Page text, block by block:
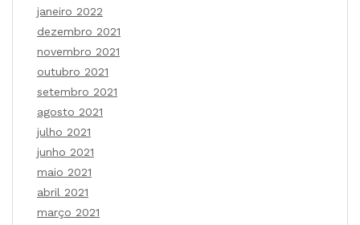
janeiro 2022
dezembro 2021
novembro 2021
outubro 2021
setembro 2021
agosto 2021
julho 2021
junho 2021
maio 2021
abril 2021
março 2021